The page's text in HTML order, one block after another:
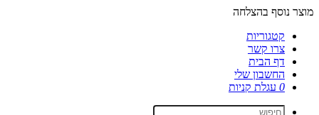
מוצר נוסף בהצלחה
קטגוריות
צרו קשר
דף הבית
החשבון שלי
0 עגלת קניות